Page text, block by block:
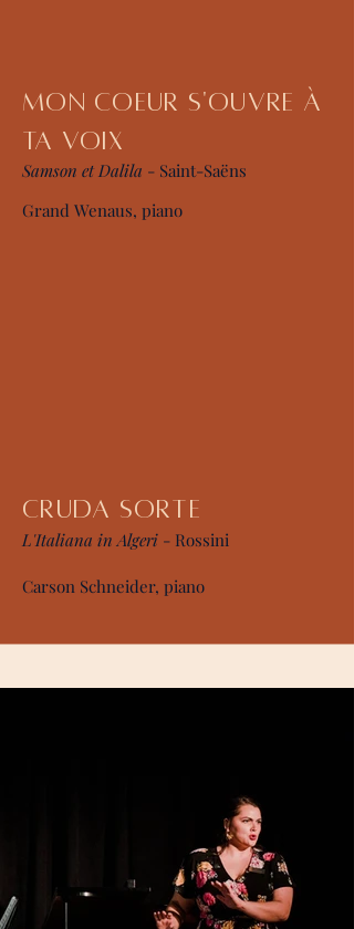
Mon Coeur s'ouvre À
ta voix
Samson et Dalila - Saint-Saëns
Grand Wenaus, piano
Cruda sorte
L'Italiana in Algeri - Rossini
Carson Schneider, piano